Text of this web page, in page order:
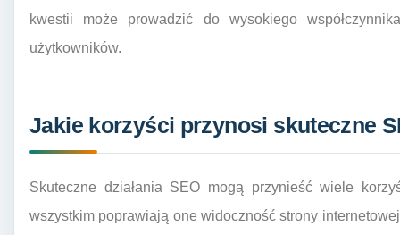
kwestii może prowadzić do wysokiego
użytkowników.
Jakie korzyści przynosi skuteczne
Skuteczne działania SEO mogą przynieść wiele
wszystkim poprawiają one widoczność strony